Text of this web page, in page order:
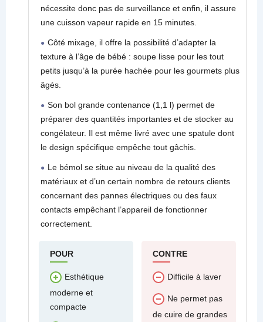
nécessite donc pas de surveillance et enfin, il assure
une cuisson vapeur rapide en 15 minutes.
Côté mixage, il offre la possibilité d’adapter la
texture à l’âge de bébé : soupe lisse pour les tout
petits jusqu’à la purée hachée pour les gourmets plus
âgés.
Son bol grande contenance (1,1 l) permet de
préparer des quantités importantes et de stocker au
congélateur. Il est même livré avec une spatule dont
le design spécifique empêche tout gâchis.
Le bémol se situe au niveau de la qualité des
matériaux et d’un certain nombre de retours clients
concernant des pannes électriques ou des faux
contacts empêchant l’appareil de fonctionner
correctement.
POUR
Esthétique
moderne et
compacte
CONTRE
Difficile à laver
Ne permet pas
de cuire de grandes